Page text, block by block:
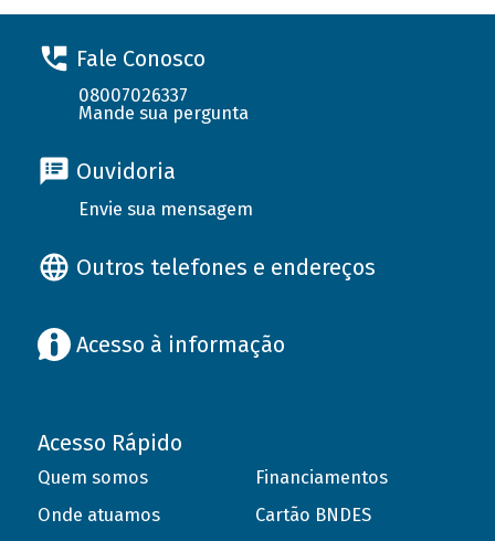
Fale Conosco
08007026337
Mande sua pergunta
Ouvidoria
Envie sua mensagem
Outros telefones e endereços
Acesso à informação
Acesso Rápido
Quem somos
Onde atuamos
Financiamentos
Cartão BNDES